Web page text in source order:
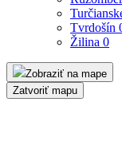
Tvrdošín
Žilina 0
Zobraziť na mape
Zatvoriť mapu